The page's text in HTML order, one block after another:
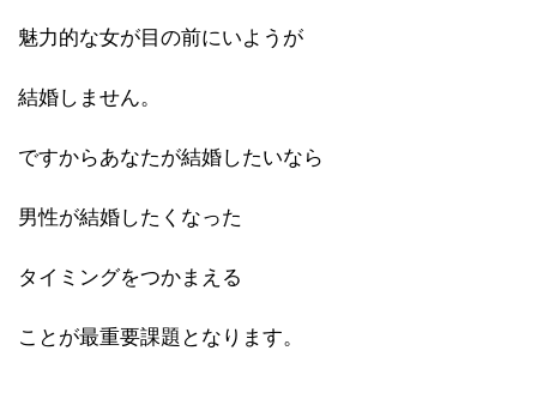
魅力的な女が目の前にいようが
結婚しません。
ですからあなたが結婚したいなら
男性が結婚したくなった
タイミングをつかまえる
ことが最重要課題となります。